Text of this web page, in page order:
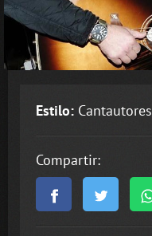
Estilo: Cantautores
Compartir: